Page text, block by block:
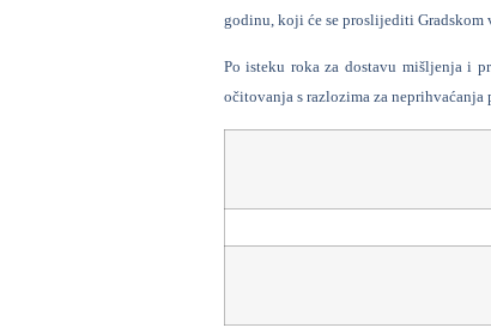
godinu, koji će se proslijediti Gradskom
Po isteku roka za dostavu mišljenja i
očitovanja s razlozima za